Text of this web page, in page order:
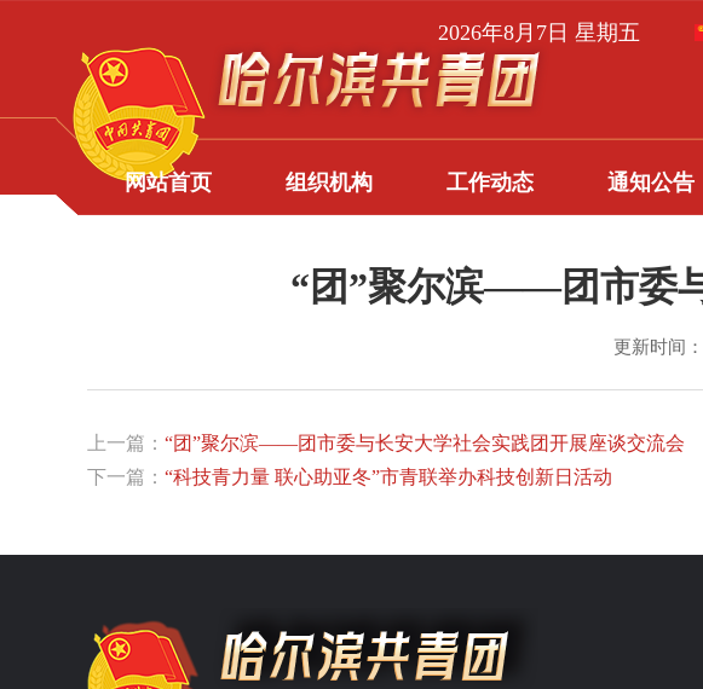
2026年8月7日 星期五
网站首页 组织机构 工作动态 通知公告
“团”聚尔滨——团市委
更新时间
上一篇： “团”聚尔滨——团市委与长安大学社会实践团开展座谈交流会
下一篇： “科技青力量 联心助亚冬”市青联举办科技创新日活动